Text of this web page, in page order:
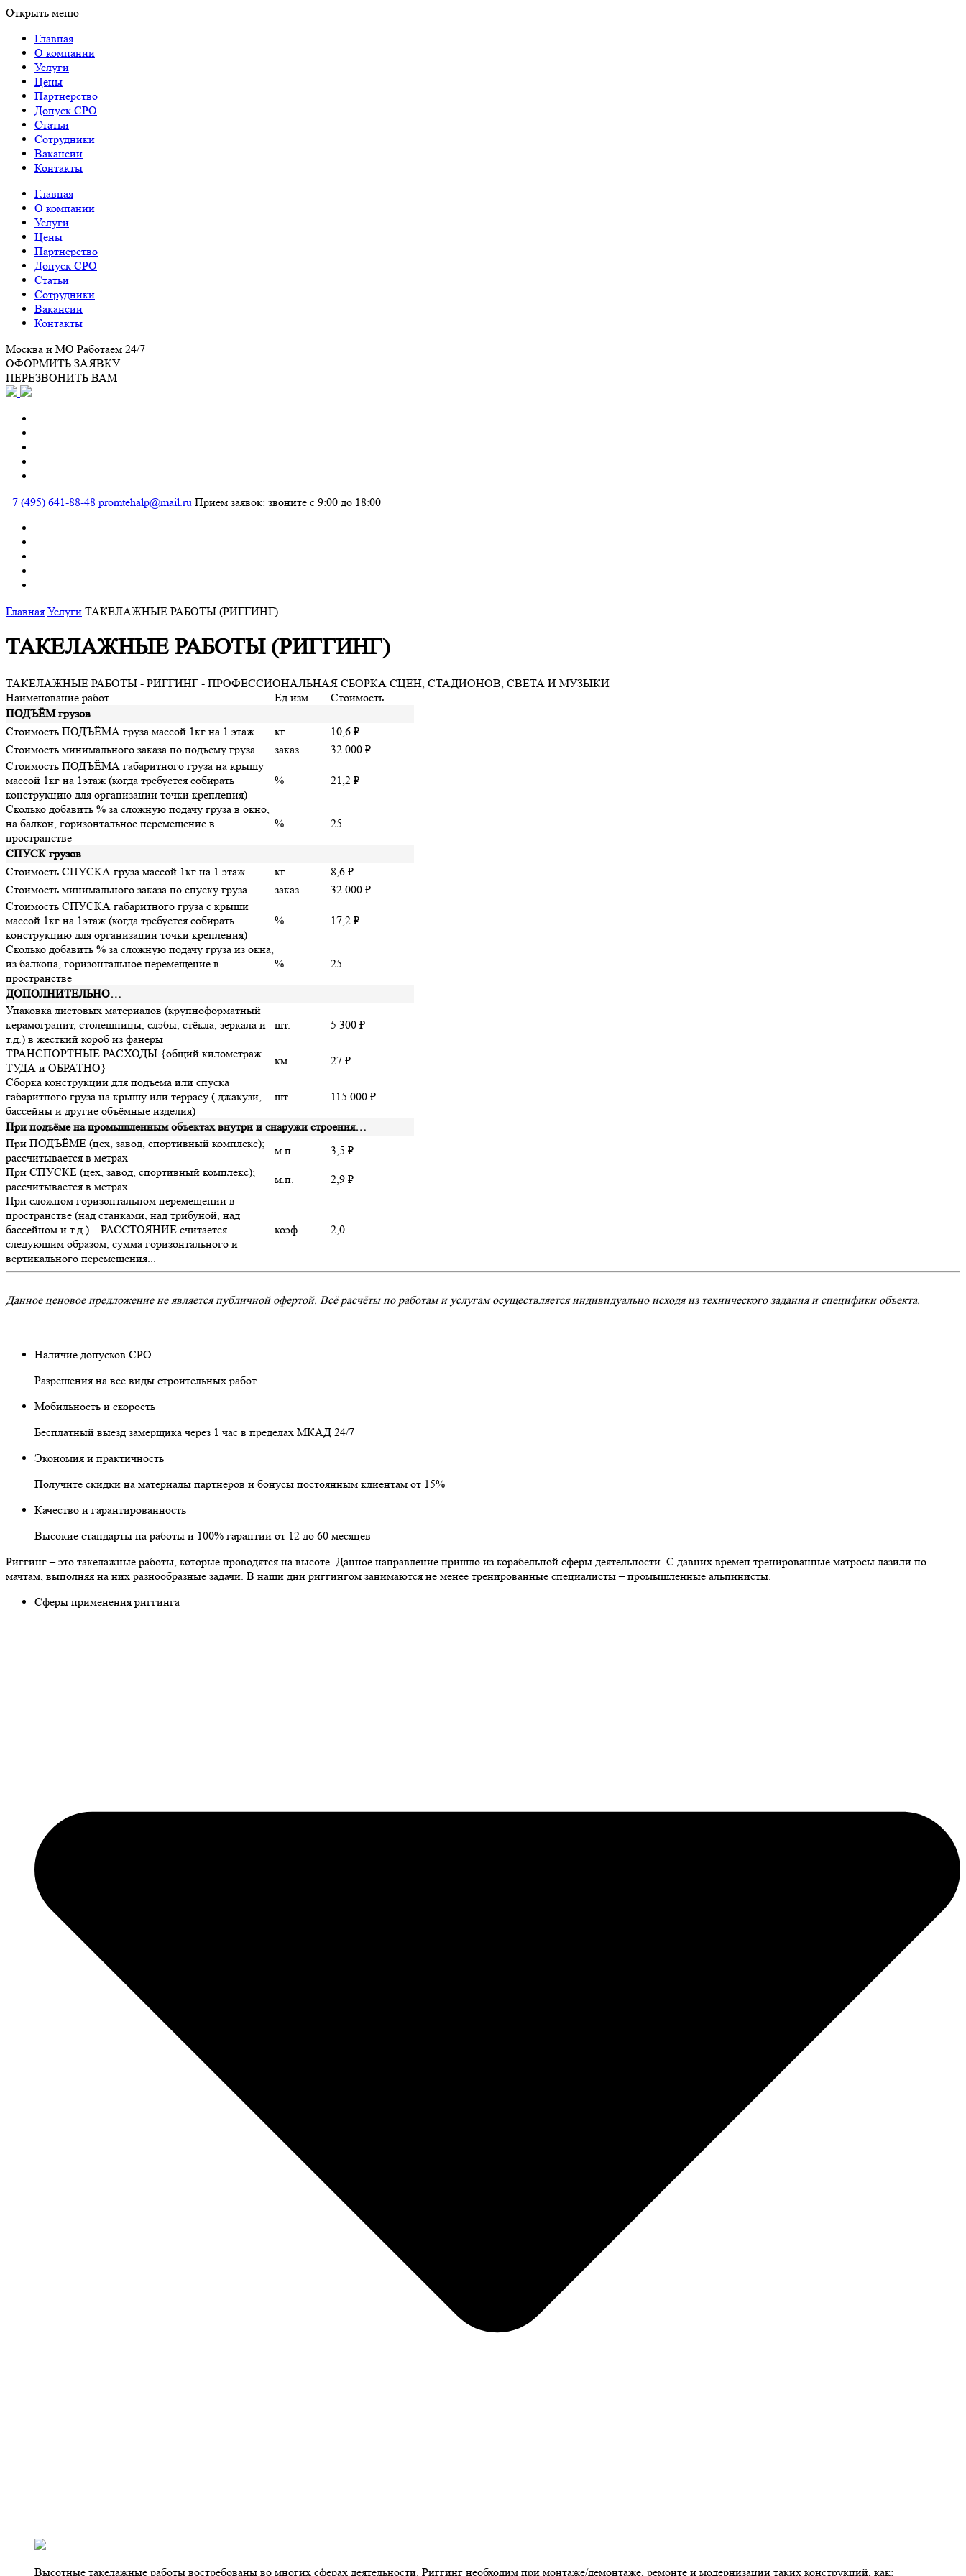
Открыть меню
Главная
О компании
Услуги
Цены
Партнерство
Допуск СРО
Статьи
Сотрудники
Вакансии
Контакты
Главная
О компании
Услуги
Цены
Партнерство
Допуск СРО
Статьи
Сотрудники
Вакансии
Контакты
Москва и МО Работаем 24/7
ОФОРМИТЬ ЗАЯВКУ
ПЕРЕЗВОНИТЬ ВАМ
+7 (495) 641-88-48 promtehalp@mail.ru Прием заявок: звоните с 9:00 до 18:00
Главная Услуги ТАКЕЛАЖНЫЕ РАБОТЫ (РИГГИНГ)
ТАКЕЛАЖНЫЕ РАБОТЫ (РИГГИНГ)
ТАКЕЛАЖНЫЕ РАБОТЫ - РИГГИНГ - ПРОФЕССИОНАЛЬНАЯ СБОРКА СЦЕН, СТАДИОНОВ, СВЕТА И МУЗЫКИ
Наименование работ
Ед.изм.
Стоимость
ПОДЪЁМ грузов
Стоимость ПОДЪЁМА груза массой 1кг на 1 этаж
кг
10,6 ₽
Стоимость минимального заказа по подъёму груза
заказ
32 000 ₽
Стоимость ПОДЪЁМА габаритного груза на крышу
массой 1кг на 1этаж (когда требуется собирать
конструкцию для организации точки крепления)
% 21,2 ₽
Сколько добавить % за сложную подачу груза в окно,
на балкон, горизонтальное перемещение в
пространстве
% 25
СПУСК грузов
Стоимость СПУСКА груза массой 1кг на 1 этаж
кг
8,6 ₽
Стоимость минимального заказа по спуску груза
заказ
32 000 ₽
Стоимость СПУСКА габаритного груза с крыши
массой 1кг на 1этаж (когда требуется собирать
конструкцию для организации точки крепления)
% 17,2 ₽
Сколько добавить % за сложную подачу груза из окна,
из балкона, горизонтальное перемещение в
пространстве
% 25
ДОПОЛНИТЕЛЬНО…
Упаковка листовых материалов (крупноформатный
керамогранит, столешницы, слэбы, стёкла, зеркала и
т.д.) в жесткий короб из фанеры
шт. 5 300 ₽
ТРАНСПОРТНЫЕ РАСХОДЫ {общий километраж
ТУДА и ОБРАТНО}
км
27 ₽
Сборка конструкции для подъёма или спуска
габаритного груза на крышу или террасу ( джакузи,
бассейны и другие объёмные изделия)
шт. 115 000 ₽
При подъёме на промышленным объектах внутри и снаружи строения…
При ПОДЪЁМЕ (цех, завод, спортивный комплекс);
рассчитывается в метрах
м.п.
3,5 ₽
При СПУСКЕ (цех, завод, спортивный комплекс);
рассчитывается в метрах
м.п.
2,9 ₽
При сложном горизонтальном перемещении в
пространстве (над станками, над трибуной, над
бассейном и т.д.)... РАССТОЯНИЕ считается
следующим образом, сумма горизонтального и
вертикального перемещения...
коэф. 2,0
Данное ценовое предложение не является публичной офертой. Всё расчёты по работам и услугам осуществляется индивидуально исходя из технического задания и специфики объекта.
Наличие допусков СРО
Разрешения на все виды строительных работ
Мобильность и скорость
Бесплатный выезд замерщика через 1 час в пределах МКАД 24/7
Экономия и практичность
Получите скидки на материалы партнеров и бонусы постоянным клиентам от 15%
Качество и гарантированность
Высокие стандарты на работы и 100% гарантии от 12 до 60 месяцев
Риггинг – это такелажные работы, которые проводятся на высоте. Данное направление пришло из корабельной сферы деятельности. С давних времен тренированные матросы лазили по
мачтам, выполняя на них разнообразные задачи. В наши дни риггингом занимаются не менее тренированные специалисты – промышленные альпинисты.
Сферы применения риггинга
Высотные такелажные работы востребованы во многих сферах деятельности. Риггинг необходим при монтаже/демонтаже, ремонте и модернизации таких конструкций, как: